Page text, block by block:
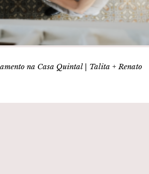
na Casa Quintal | Talita + Renato